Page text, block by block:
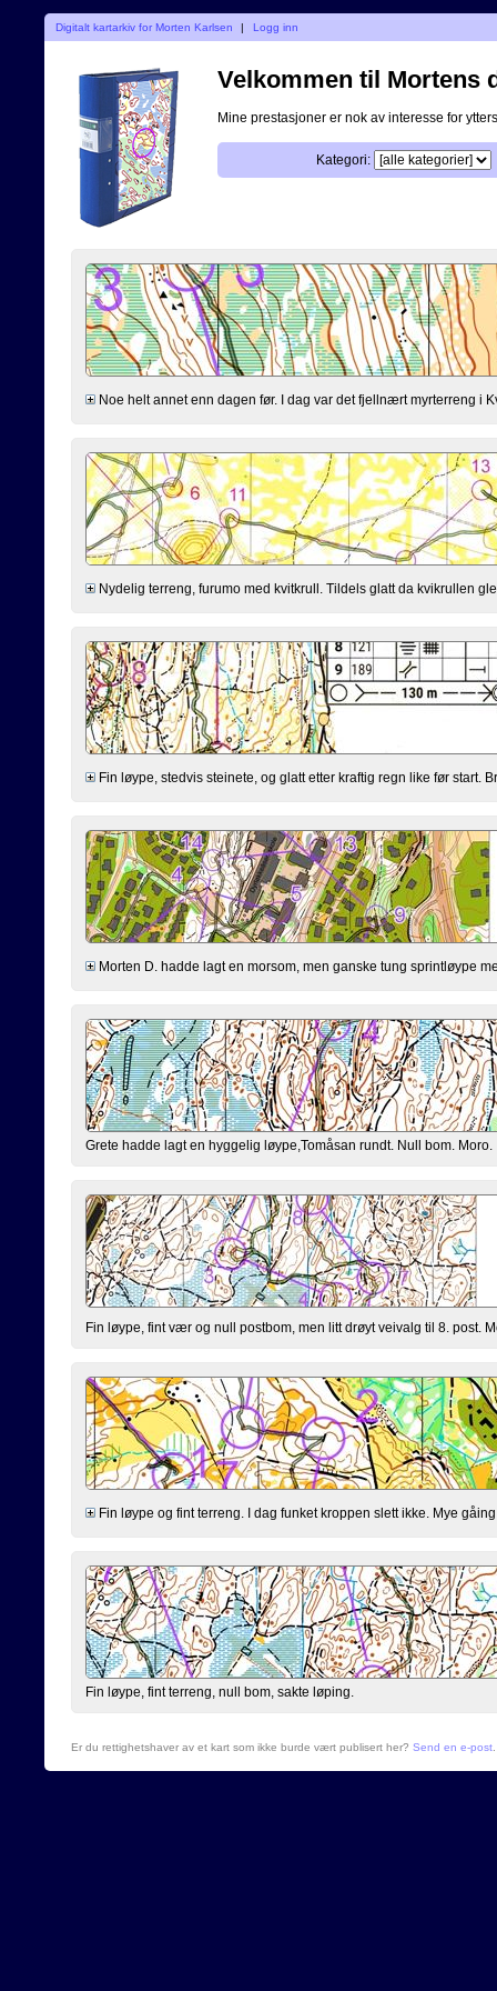
Digitalt kartarkiv for Morten Karlsen | Logg inn
Velkommen til Mortens
Mine prestasjoner er nok av interesse for
Kategori:
Noe helt annet enn dagen før. I dag var det fjellnært myrterreng i
Nydelig terreng, furumo med kvitkrull. Tildels glatt da kvikrullen
Fin løype, stedvis steinete, og glatt etter kraftig regn like før start.
Morten D. hadde lagt en morsom, men ganske tung sprintløype
Grete hadde lagt en hyggelig løype,Tomåsan rundt. Null bom. Moro.
Fin løype, fint vær og null postbom, men litt drøyt veivalg til 8. post.
Fin løype og fint terreng. I dag funket kroppen slett ikke. Mye
Fin løype, fint terreng, null bom, sakte løping.
Er du rettighetshaver av et kart som ikke burde vært publisert her? Send en e-post